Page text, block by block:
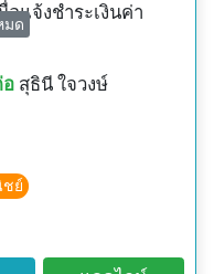
แจ้งชำระเงินค่า
ม่จัดส่งวันเสาร์-
ำเข้าจากต่างประเทศ
ากการปลูกเองมา
หรือเป็นหมันในพืชบาง
รงกับสินค้าที่สั่งซื้อ
ได้ค่ะ
มด
สุธินี ใจวงษ์
ชย์